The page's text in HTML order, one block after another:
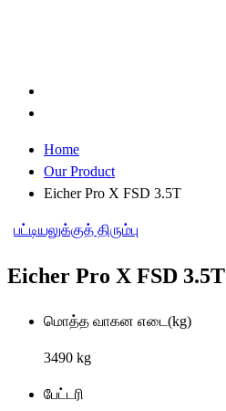
Home
Our Product
Eicher Pro X FSD 3.5T
பட்டியலுக்குத் திரும்பு
Eicher Pro X FSD 3.5T
மொத்த வாகன எடை(kg)
3490 kg
பேட்டரி